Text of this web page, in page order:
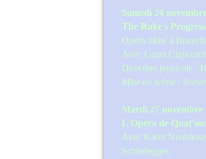
Samedi 24
The Rake's
Opéra filmé à
Avec Laura
Direction musicale :
Mise en scène :
Mardi 27 novembre
L'Opéra de
Avec Karin
Schindegger.